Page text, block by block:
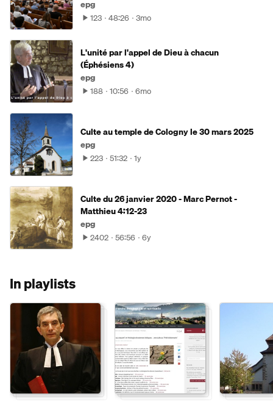
epg
123 48:26 3mo
L'unité par l'appel de Dieu à chacun
(Éphésiens 4)
epg
188 10:56 6mo
Culte au temple de Cologny le 30 mars 2025
epg
223 51:32 1y
Culte du 26 janvier 2020 - Marc Pernot -
Matthieu 4:12-23
epg
2402 56:56 6y
In playlists